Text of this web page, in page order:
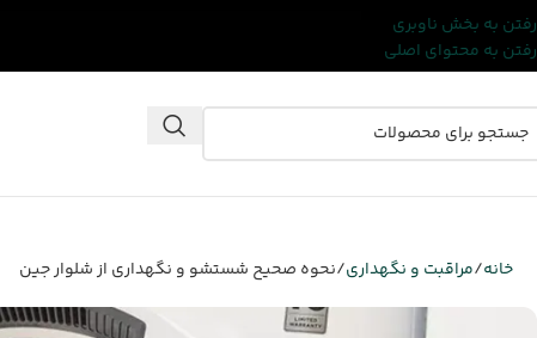
رفتن به بخش ناوبری
رفتن به محتوای اصلی
خانه مراقبت و نگهداری نحوه صحیح شستشو و نگهداری از شلوار جین